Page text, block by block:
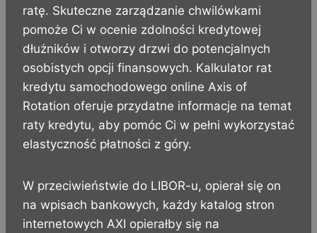
ratę. Skuteczne zarządzanie chwilówkami
pomoże Ci w ocenie zdolności kredytowej
dłużników i otworzy drzwi do potencjalnych
osobistych opcji finansowych. Kalkulator rat
kredytu samochodowego online Axis of
Rotation oferuje przydatne informacje na temat
raty kredytu, aby pomóc Ci w pełni wykorzystać
elastyczność płatności z góry.
W przeciwieństwie do LIBOR-u, opierał się on
na wpisach bankowych, każdy katalog stron
internetowych AXI opierałby się na